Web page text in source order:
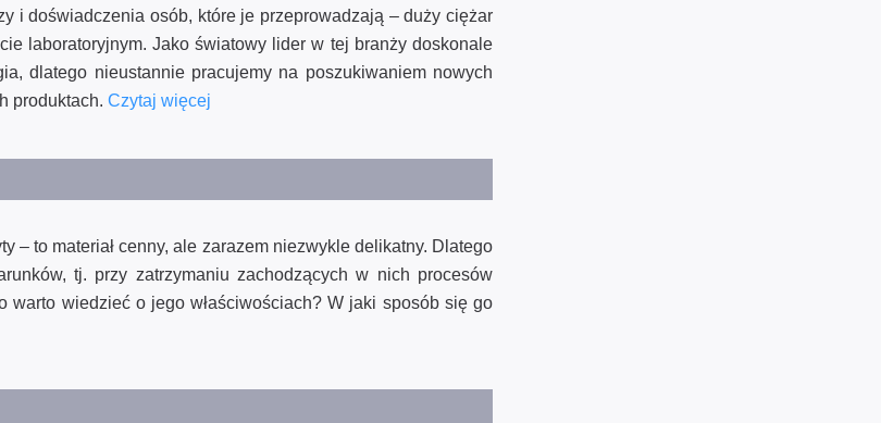
i doświadczenia osób, które je przeprowadzają – duży ciężar
laboratoryjnym. Jako światowy lider w tej branży doskonale
dlatego nieustannie pracujemy na poszukiwaniem nowych
produktach. Czytaj więcej
– to materiał cenny, ale zarazem niezwykle delikatny. Dlatego
tj. przy zatrzymaniu zachodzących w nich procesów
warto wiedzieć o jego właściwościach? W jaki sposób się go